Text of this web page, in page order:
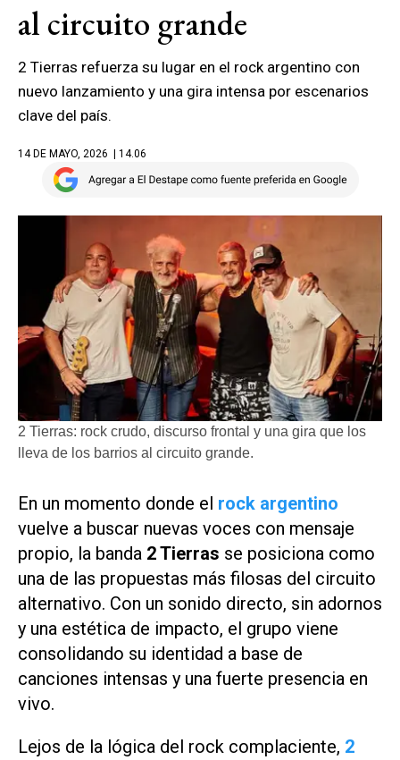
al circuito grande
2 Tierras refuerza su lugar en el rock argentino con
nuevo lanzamiento y una gira intensa por escenarios
clave del país.
14 DE MAYO, 2026 | 14.06
2 Tierras: rock crudo, discurso frontal y una gira que los
lleva de los barrios al circuito grande.
En un momento donde el rock argentino
vuelve a buscar nuevas voces con mensaje
propio, la banda 2 Tierras se posiciona como
una de las propuestas más filosas del circuito
alternativo. Con un sonido directo, sin adornos
y una estética de impacto, el grupo viene
consolidando su identidad a base de
canciones intensas y una fuerte presencia en
vivo.
Lejos de la lógica del rock complaciente, 2